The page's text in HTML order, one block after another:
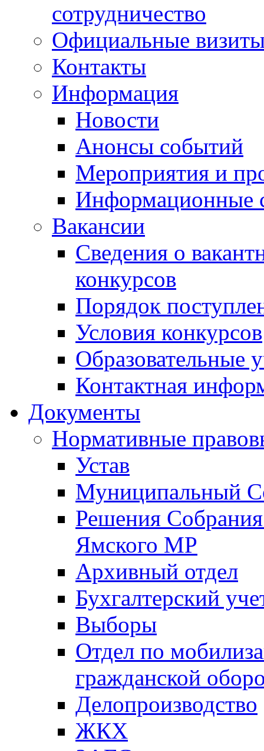
сотрудничество
Официальные
Контакты
Информация
Новости
Анонсы событий
Мероприятия и
Информационные
Вакансии
Сведения о
конкурсов
Порядок
Условия конкурсов
Образовательные
Контактная
Документы
Нормативные
Устав
Муниципальный
Решения
Ямского МР
Архивный отдел
Бухгалтерский
Выборы
Отдел по
гражданской
Делопроизводство
ЖКХ